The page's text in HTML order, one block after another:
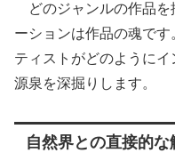
どのジャンルの作品を
ーションは作品の魂で
ティストがどのように
源泉を深掘りします。
自然界との直接的な